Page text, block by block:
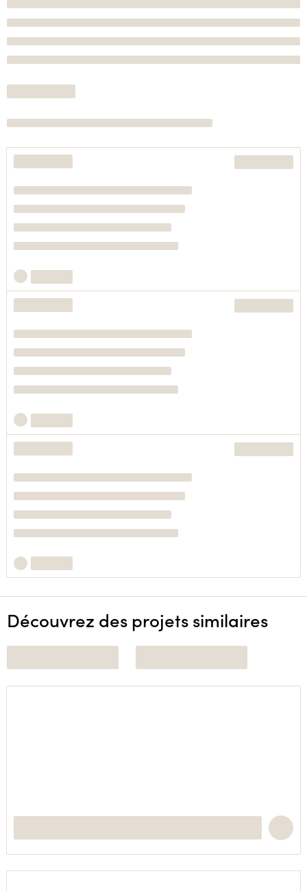
Découvrez des projets similaires